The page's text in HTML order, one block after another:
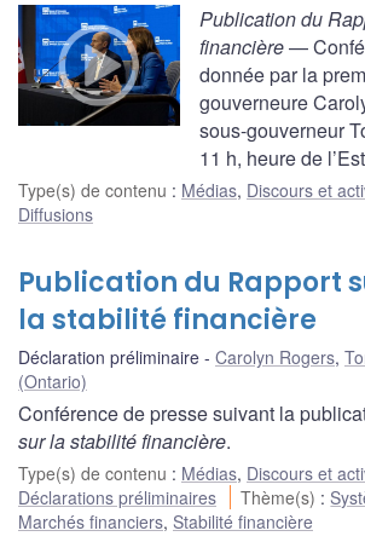
Publication du
financière—
donnée par la
gouverneure
sous-gouverneur
11 h, heure de
Type(s) de contenu : Médias, Discours et
Diffusions
Publication du Rapport
la stabilité financière
Déclaration préliminaire Carolyn Rogers,
(Ontario)
Conférence de presse suivant la
sur la stabilité financière.
Type(s) de contenu : Médias, Discours et
Déclarations préliminaires
Thème(s) :
Marchés financiers, Stabilité financière